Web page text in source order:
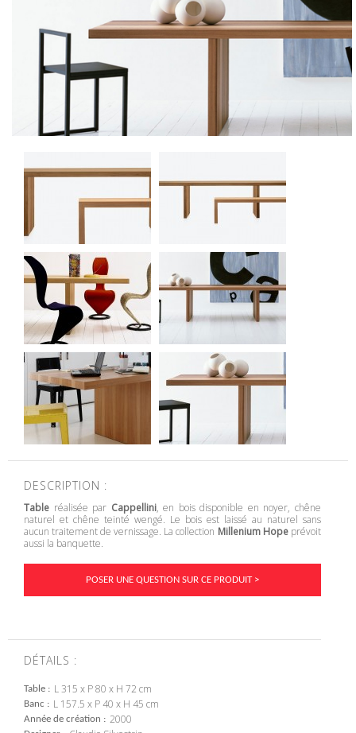
DESCRIPTION :
Table réalisée par Cappellini, en bois disponible en noyer, chêne
naturel et chêne teinté wengé. Le bois est laissé au naturel sans
aucun traitement de vernissage. La collection Millenium Hopeprévoit
aussi la banquette.
POSER UNE QUESTION SUR CE PRODUIT >
DÉTAILS :
Table L 315 x P 80 x H 72 cm
Banc L 157.5 x P 40 x H 45 cm
Année de création 2000